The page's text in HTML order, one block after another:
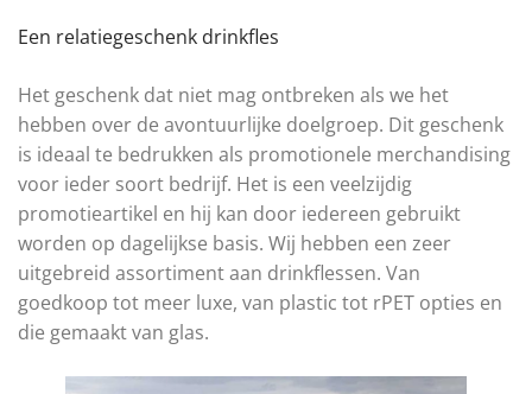
Een relatiegeschenk drinkfles
Het geschenk dat niet mag ontbreken als we het
hebben over de avontuurlijke doelgroep. Dit geschenk
is ideaal te bedrukken als promotionele merchandising
voor ieder soort bedrijf. Het is een veelzijdig
promotieartikel en hij kan door iedereen gebruikt
worden op dagelijkse basis. Wij hebben een zeer
uitgebreid assortiment aan drinkflessen. Van
goedkoop tot meer luxe, van plastic tot rPET opties en
die gemaakt van glas.